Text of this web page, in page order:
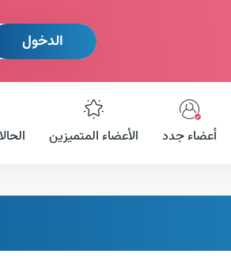
الدخول
أعضاء جدد الأعضاء المتميزين